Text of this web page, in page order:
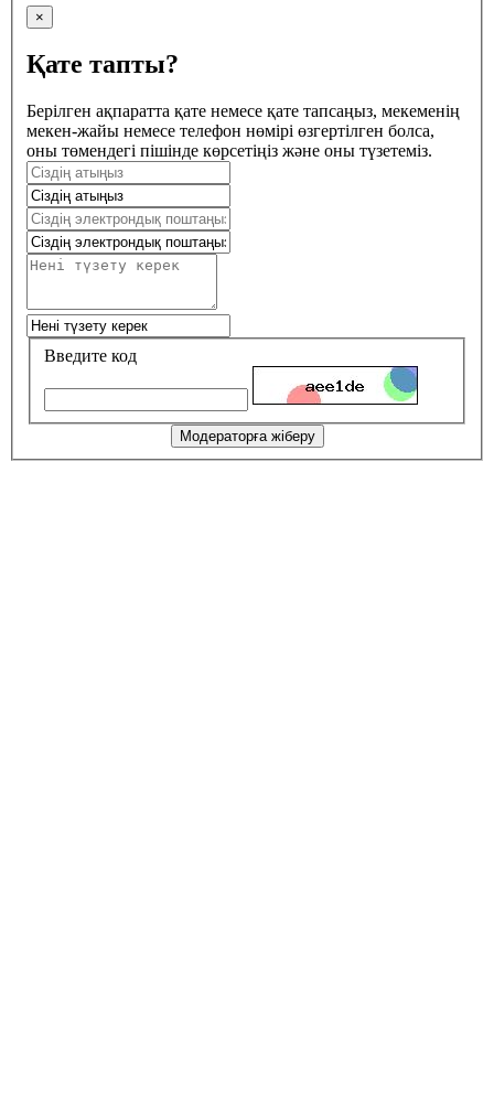
×
Қате тапты?
Берілген ақпаратта қате немесе қате тапсаңыз, мекеменің
мекен-жайы немесе телефон нөмірі өзгертілген болса,
оны төмендегі пішінде көрсетіңіз және оны түзетеміз.
Введите код
Модераторға жіберу